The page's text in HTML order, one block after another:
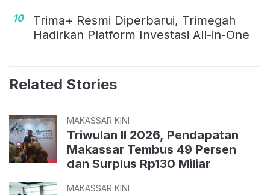
10
Trima+ Resmi Diperbarui, Trimegah
Hadirkan Platform Investasi All-in-One
Related Stories
MAKASSAR KINI
Triwulan II 2026, Pendapatan
Makassar Tembus 49 Persen
dan Surplus Rp130 Miliar
MAKASSAR KINI